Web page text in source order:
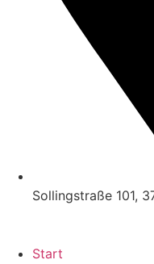
Sollingstraße 101,
Start